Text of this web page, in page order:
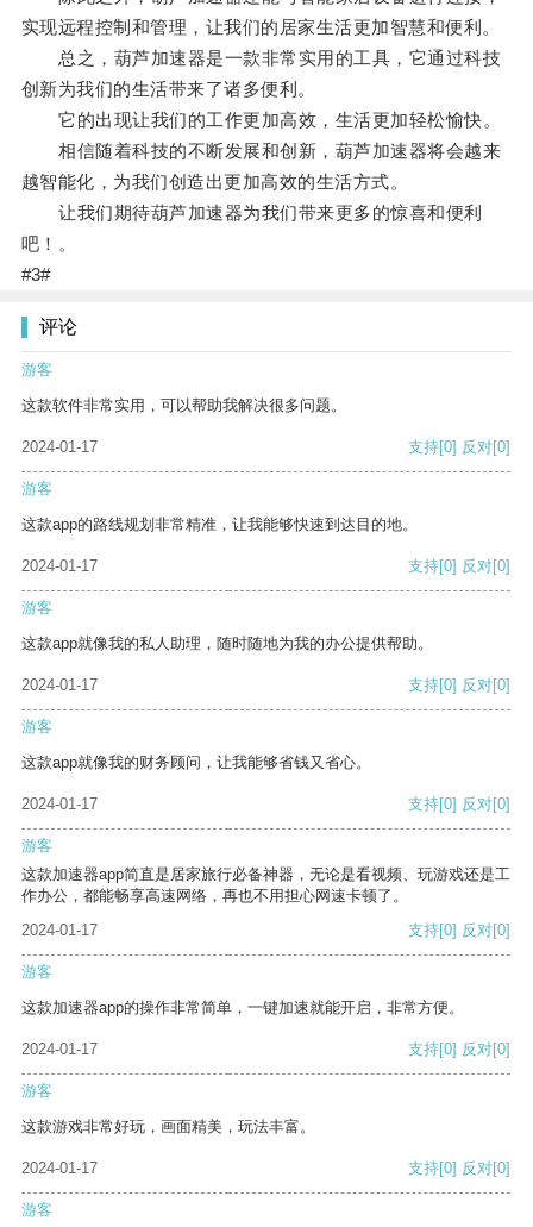
实现远程控制和管理，让我们的居家生活更加智慧和便利。
总之，葫芦加速器是一款非常实用的工具，它通过科技
创新为我们的生活带来了诸多便利。
它的出现让我们的工作更加高效，生活更加轻松愉快。
相信随着科技的不断发展和创新，葫芦加速器将会越来
越智能化，为我们创造出更加高效的生活方式。
让我们期待葫芦加速器为我们带来更多的惊喜和便利
吧！。
#3#
评论
游客
这款软件非常实用，可以帮助我解决很多问题。
2024-01-17 支持[0] 反对[0]
游客
这款app的路线规划非常精准，让我能够快速到达目的地。
2024-01-17 支持[0] 反对[0]
游客
这款app就像我的私人助理，随时随地为我的办公提供帮助。
2024-01-17 支持[0] 反对[0]
游客
这款app就像我的财务顾问，让我能够省钱又省心。
2024-01-17 支持[0] 反对[0]
游客
这款加速器app简直是居家旅行必备神器，无论是看视频、玩游戏还是工
作办公，都能畅享高速网络，再也不用担心网速卡顿了。
2024-01-17
支持[0] 反对[0]
游客
这款加速器app的操作非常简单，一键加速就能开启，非常方便。
2024-01-17 支持[0] 反对[0]
游客
这款游戏非常好玩，画面精美，玩法丰富。
2024-01-17 支持[0] 反对[0]
游客